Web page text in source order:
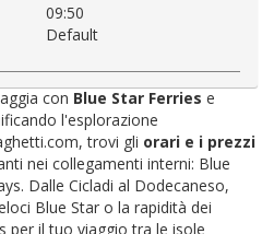
09:50
Default
con Blue Star Ferries e
l'esplorazione
trovi gli orari e i prezzi
nei collegamenti interni: Blue
Dalle Cicladi al Dodecaneso,
Blue Star o la rapidità dei
per il tuo viaggio tra le isole